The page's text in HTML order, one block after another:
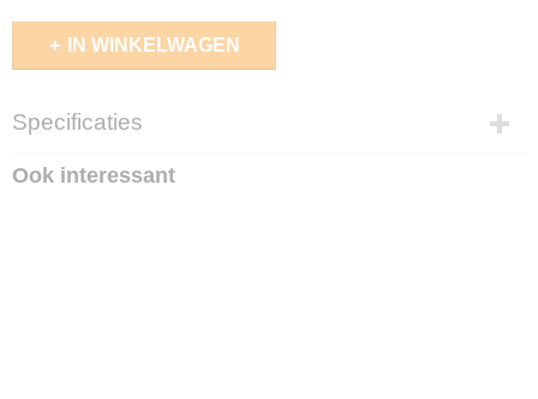
IN WINKELWAGEN
Specificaties
EAN code
Ook interessant